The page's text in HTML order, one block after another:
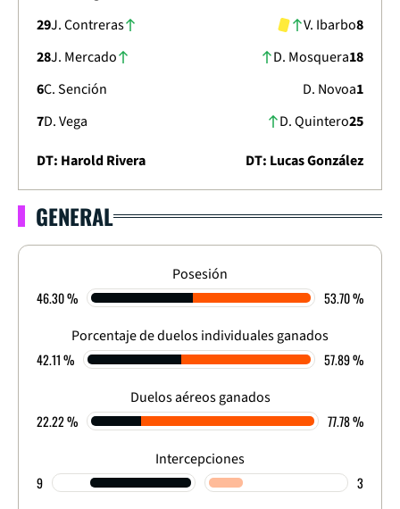
29J. Contreras
28J. Mercado
6C. Sención
7D. Vega
8
V. Ibarbo
18
D. Mosquera
1
D. Novoa
25
D. Quintero
DT: Harold Rivera
DT: Lucas González
CLAUSURA - FECHA 2
0-0
FINALIZADO
GENERAL
Posesión
46.30 % 53.70 %
Porcentaje de duelos individuales ganados
42.11 % 57.89 %
Duelos aéreos ganados
22.22 % 77.78 %
Intercepciones
9 3